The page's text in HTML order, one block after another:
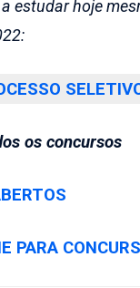
estudar hoje
os concursos
PARA